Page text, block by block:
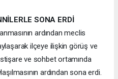
SONA ERDİ
ardından meclis
ilçeye ilişkin görüş ve
ve sohbet ortamında
ardından sona erdi.